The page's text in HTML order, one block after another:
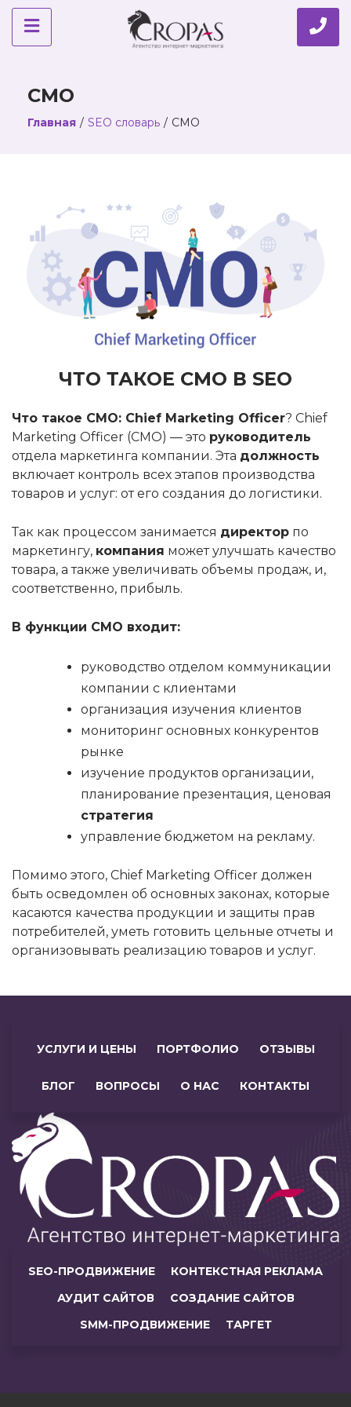
CMO
Главная / SEO словарь / CMO
ЧТО ТАКОЕ CMO В SEO
Что такое CMO: Chief Marketing Officer? Chief
Marketing Officer (CMO) — это руководитель
отдела маркетинга компании. Эта должность
включает контроль всех этапов производства
товаров и услуг: от его создания до логистики.
Так как процессом занимается директор по
маркетингу, компания может улучшать качество
товара, а также увеличивать объемы продаж, и,
соответственно, прибыль.
В функции CMO входит:
руководство отделом коммуникации
компании с клиентами
организация изучения клиентов
мониторинг основных конкурентов
рынке
изучение продуктов организации,
планирование презентация, ценовая
стратегия
управление бюджетом на рекламу.
Помимо этого, Chief Marketing Officer должен
быть осведомлен об основных законах, которые
касаются качества продукции и защиты прав
потребителей, уметь готовить цельные отчеты и
организовывать реализацию товаров и услуг.
УСЛУГИ И ЦЕНЫ ПОРТФОЛИО ОТЗЫВЫ
БЛОГ ВОПРОСЫ О НАС КОНТАКТЫ
SEO-ПРОДВИЖЕНИЕ
КОНТЕКСТНАЯ РЕКЛАМА
АУДИТ САЙТОВ
СОЗДАНИЕ САЙТОВ
SMM-ПРОДВИЖЕНИЕ
ТАРГЕТ